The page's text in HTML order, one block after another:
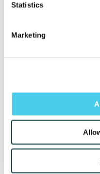
Statistics
Marketing